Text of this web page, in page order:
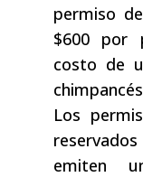
permiso
$600 por
costo de
Los
emiten